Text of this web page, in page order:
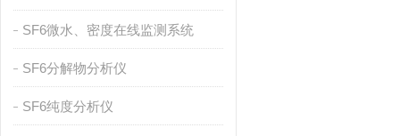
SF6微水、密度在线监测系统
SF6分解物分析仪
SF6纯度分析仪